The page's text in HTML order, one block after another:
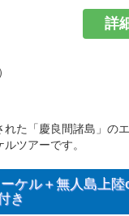
詳
た「慶良間諸島」の
ツアーです。
ケル＋無人島上
き